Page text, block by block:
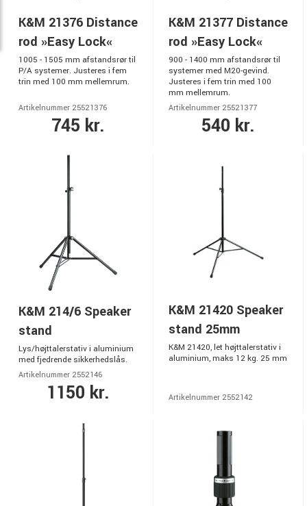
K&M 21376 Distance
rod »Easy Lock«
1005 - 1505 mm afstandsrør til
P/A systemer. Justeres i fem
trin med 100 mm mellemrum.
Artikelnummer 25521376
745 kr.
K&M 21377 Distance
rod »Easy Lock«
900 - 1400 mm afstandsrør til
systemer med M20-gevind.
Justeres i fem trin med 100
mm mellemrum.
Artikelnummer 25521377
540 kr.
K&M 214/6 Speaker
stand
Lys/højttalerstativ i aluminium
med fjedrende sikkerhedslås.
Artikelnummer 2552146
1150 kr.
K&M 21420 Speaker
stand 25mm
K&M 21420, let højttalerstativ i
aluminium, maks 12 kg. 25 mm
Artikelnummer 2552142